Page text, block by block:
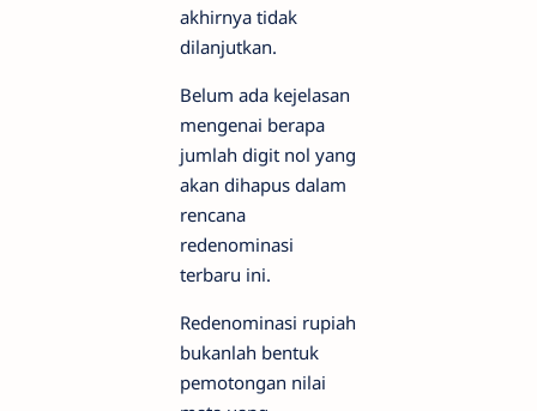
akhirnya tidak
dilanjutkan.
Belum ada kejelasan
mengenai berapa
jumlah digit nol yang
akan dihapus dalam
rencana
redenominasi
terbaru ini.
Redenominasi rupiah
bukanlah bentuk
pemotongan nilai